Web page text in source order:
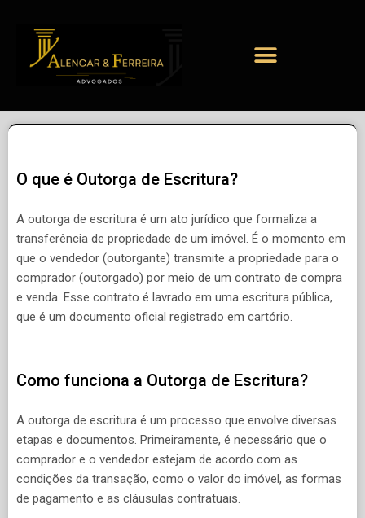
O que é Outorga de Escritura?
A outorga de escritura é um ato jurídico que formaliza a
transferência de propriedade de um imóvel. É o momento em
que o vendedor (outorgante) transmite a propriedade para o
comprador (outorgado) por meio de um contrato de compra
e venda. Esse contrato é lavrado em uma escritura pública,
que é um documento oficial registrado em cartório.
Como funciona a Outorga de Escritura?
A outorga de escritura é um processo que envolve diversas
etapas e documentos. Primeiramente, é necessário que o
comprador e o vendedor estejam de acordo com as
condições da transação, como o valor do imóvel, as formas
de pagamento e as cláusulas contratuais.